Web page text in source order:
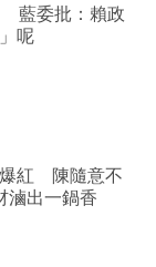
藍委批：賴政
呢
爆紅 陳隨意不
滷出一鍋香